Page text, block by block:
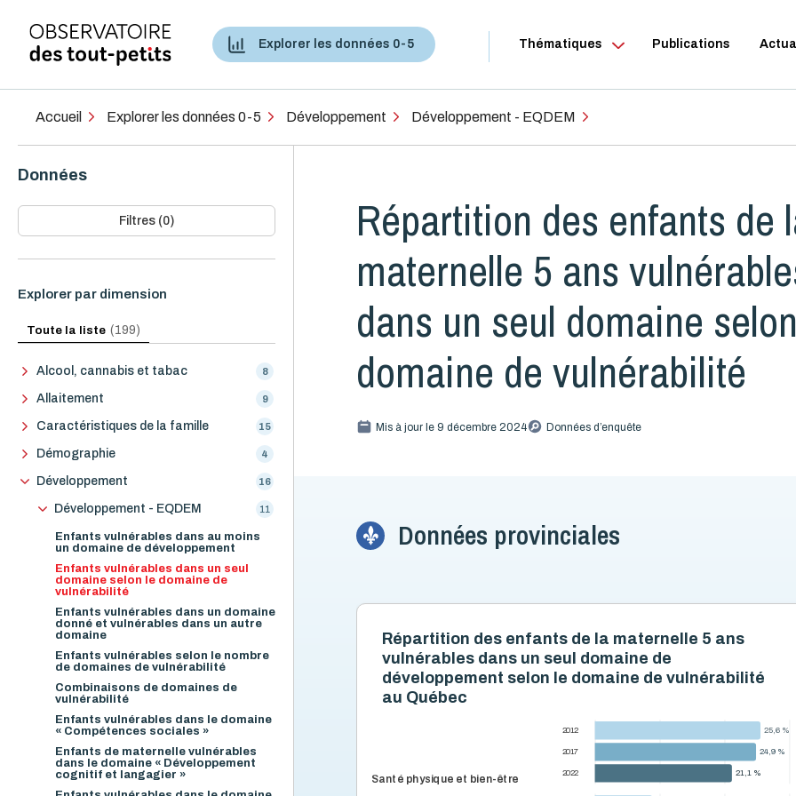
Thématiques
Explorer les données 0-5 Publications
Accueil Explorer les données 0-5 Développement Développement - EQDEM
Données
Filtres (0)
Explorer par dimension
Toute la liste (199)
Alcool, cannabis et tabac 8
Allaitement 9
Caractéristiques de la famille 15
Démographie 4
Développement 16
Développement - EQDEM 11
Enfants vulnérables dans au moins
un domaine de développement
Enfants vulnérables dans un seul
domaine selon le domaine de
vulnérabilité
Enfants vulnérables dans un domaine
donné et vulnérables dans un autre
domaine
Enfants vulnérables selon le nombre
de domaines de vulnérabilité
Combinaisons de domaines de
vulnérabilité
Enfants vulnérables dans le domaine
« Compétences sociales »
Enfants de maternelle vulnérables
dans le domaine « Développement
cognitif et langagier »
Répartition des enfants de
maternelle 5 ans
dans un seul domaine
domaine de vulnérabilité
Mis à jour le 9 décembre 2024 Données d’enquête
Données provinciales
Répartition des enfants de la maternelle 5 ans
vulnérables dans un seul domaine de
développement selon le domaine de vulnérabilité
au Québec
25,6 %
25,6 %
24,9 %
24,9 %
21,1 %
21,1 %
Santé physique et bien-être
2012
2017
2022